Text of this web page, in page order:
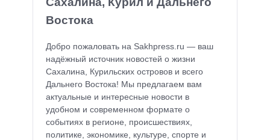
Востока
Добро пожаловать на Sakhpress.ru — ваш
надёжный источник новостей о жизни
Сахалина, Курильских островов и всего
Дальнего Востока! Мы предлагаем вам
актуальные и интересные новости в
удобном и современном формате о
событиях в регионе, происшествиях,
политике, экономике, культуре, спорте и